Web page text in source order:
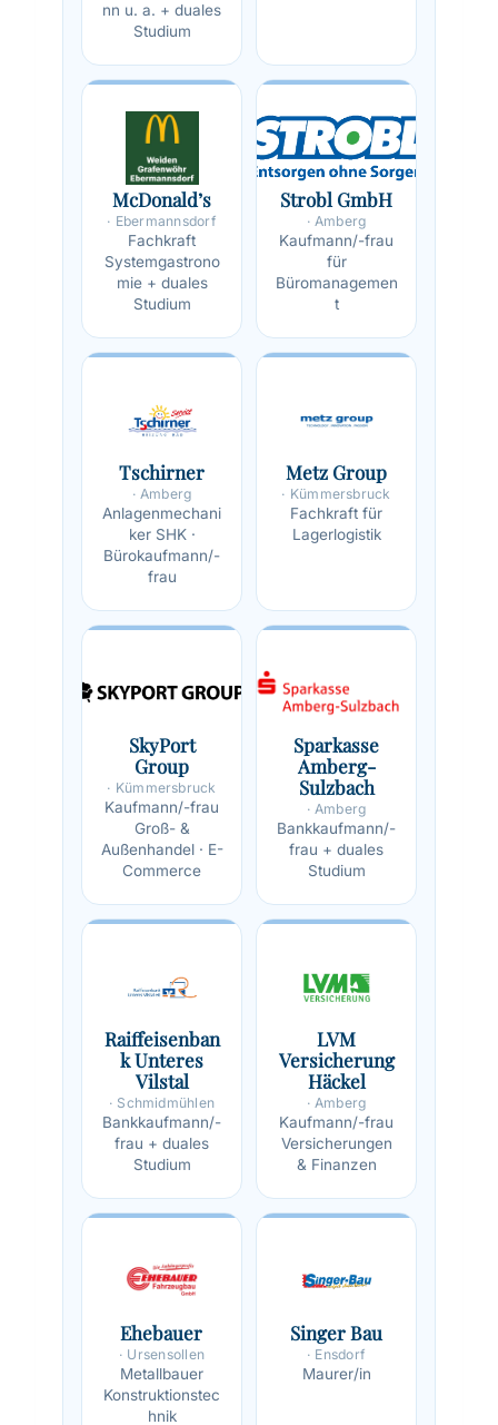
nn u. a. + duales
Studium
McDonald’s
· Ebermannsdorf
Fachkraft
Systemgastrono
mie + duales
Studium
Strobl GmbH
· Amberg
Kaufmann/-frau
für
Büromanagemen
t
Tschirner
· Amberg
Anlagenmechani
ker SHK ·
Bürokaufmann/-
frau
Metz Group
· Kümmersbruck
Fachkraft für
Lagerlogistik
SkyPort
Group
· Kümmersbruck
Kaufmann/-frau
Groß- &
Außenhandel · E-
Commerce
Sparkasse
Amberg-
Sulzbach
· Amberg
Bankkaufmann/-
frau + duales
Studium
Raiffeisenban
k Unteres
Vilstal
· Schmidmühlen
Bankkaufmann/-
frau + duales
Studium
LVM
Versicherung
Häckel
· Amberg
Kaufmann/-frau
Versicherungen
& Finanzen
Ehebauer
· Ursensollen
Metallbauer
Konstruktionstec
hnik
Singer Bau
· Ensdorf
Maurer/in